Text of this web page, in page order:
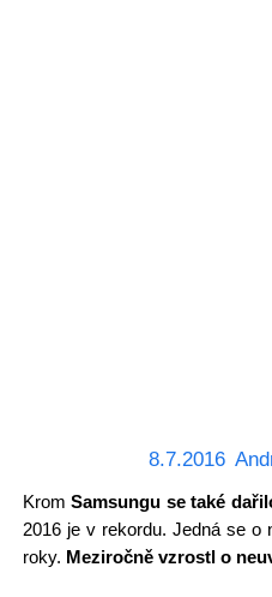
8.7.2016
KromSamsungu se také
2016 je v rekordu. Jedná se o
roky. Meziročně vzrostl o